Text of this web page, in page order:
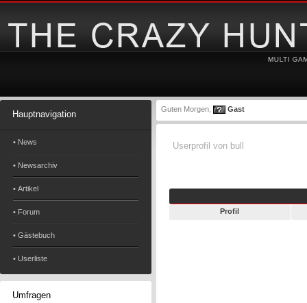
Hauptnavigation
• News
• Newsarchiv
• Artikel
• Forum
• Gästebuch
• Userliste
Umfragen
Guten Morgen, Gast
Userprofil von bull
Profil